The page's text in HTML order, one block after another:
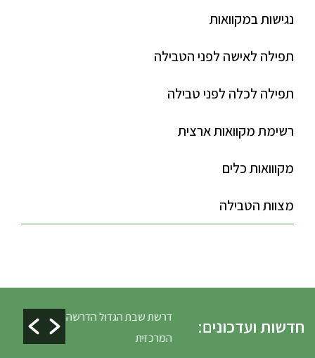
נגישות במקוואות
תפילה לאישה לפני הטבילה
תפילה לכלה לפני טבילה
רשימת מקוואות ארצית
מקווואות כלים
מצוות הטבילה
חדשות ועדכונים:
דרשת שבת הגדול הדרשה
המרכזית